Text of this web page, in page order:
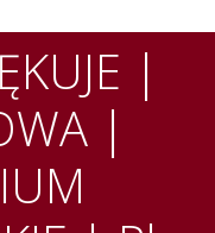
|
|